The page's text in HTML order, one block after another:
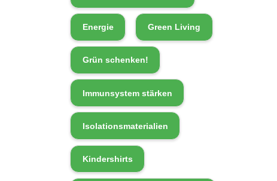
Energie Green Living
Grün schenken!
Immunsystem stärken
Isolationsmaterialien
Kindershirts